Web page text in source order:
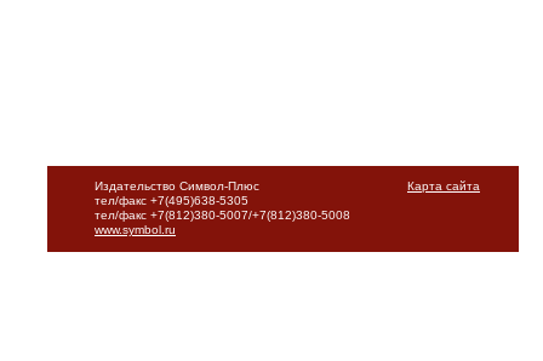
Карта сайта
Издательство Символ-Плюс
тел/факс +7(495)638-5305
тел/факс +7(812)380-5007/+7(812)380-5008
www.symbol.ru